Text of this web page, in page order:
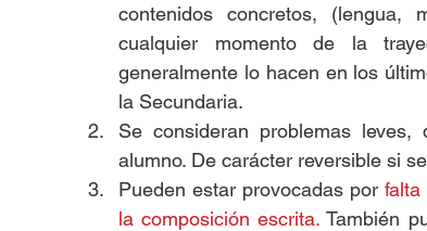
contenidos concretos, (lengua,
cualquier momento de la
generalmente lo hacen en los
la Secundaria.
Se consideran problemas
alumno. De carácter reversible si
Pueden estar provocadas por falta
la composición escrita. También